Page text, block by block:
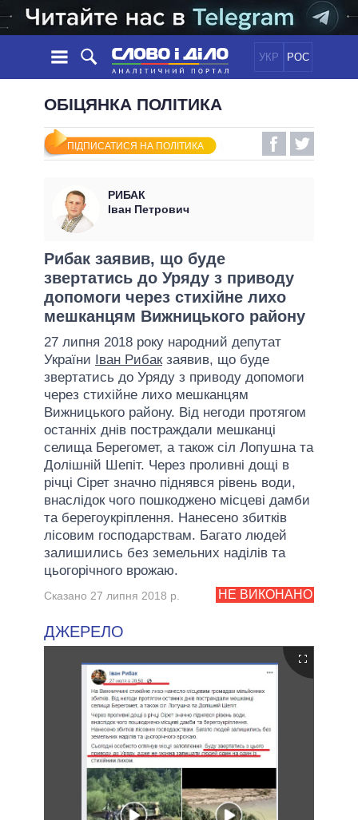
УКР РОС
НОВИНИ
СТРІЧКА
ПОДІЇ
ДУМКИ
ОГЛЯДИ
ДАЙДЖЕСТИ
ПОЛІТИКА
ЕКОНОМІКА
ОБIЦЯНКИ
УСІ ПОЛІТИКИ
ПРЕЗИДЕНТ І ОФІС
ВЕРХОВНА РАДА
КАБІНЕТ МІНІСТРІВ
ГОЛОВИ ОБЛАДМІНІСТРАЦІЙ
МЕРИ МІСТ
ВСІ ПЕРСОНИ
ІНФОГРАФІКА
ПІДТРИМАТИ
ПОРІВНЯННЯ ПОЛІТИКІВ
ОБІЦЯНКА ПОЛІТИКА
ПІДПИСАТИСЯ НА ПОЛІТИКА
РИБАК
Іван Петрович
Рибак заявив, що буде
звертатись до Уряду з приводу
допомоги через стихійне лихо
мешканцям Вижницького району
27 липня 2018 року народний депутат
України Іван Рибакзаявив, що буде
звертатись до Уряду з приводу допомоги
через стихійне лихо мешканцям
Вижницького району. Від негоди протягом
останніх днів постраждали мешканці
селища Берегомет, а також сіл Лопушна та
Долішній Шепіт. Через проливні дощі в
річці Сірет значно піднявся рівень води,
внаслідок чого пошкоджено місцеві дамби
та берегоукріплення. Нанесено збитків
лісовим господарствам. Багато людей
залишились без земельних наділів та
цьогорічного врожаю.
НЕ ВИКОНАНО
Сказано 27 липня 2018 р.
ДЖЕРЕЛО